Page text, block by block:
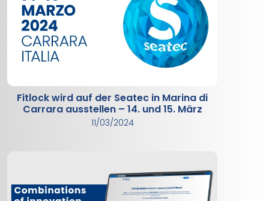
Fitlock wird auf der Seatec in Marina di
Carrara ausstellen – 14. und 15. März
11/03/2024